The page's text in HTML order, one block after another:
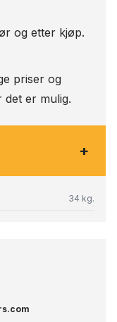
og etter kjøp.
priser og
det er mulig.
+
34 kg.